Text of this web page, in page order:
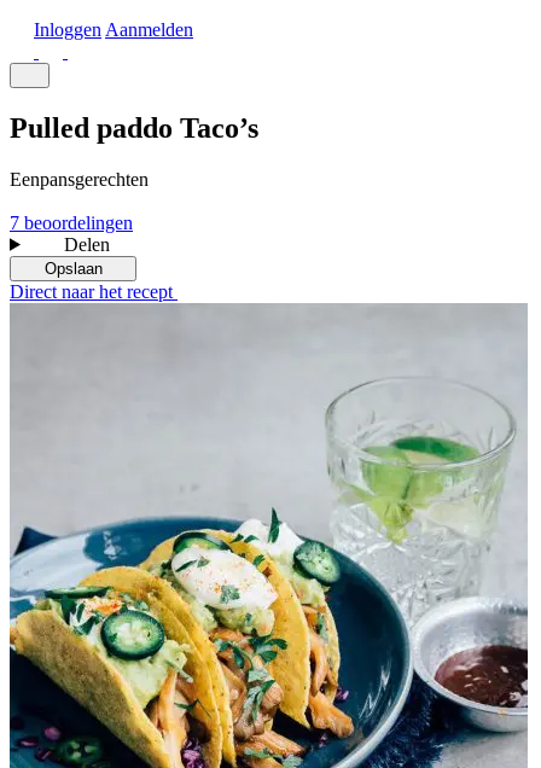
Inloggen Aanmelden
Pulled paddo Taco’s
Eenpansgerechten
7 beoordelingen
Delen
Opslaan
Direct naar het recept